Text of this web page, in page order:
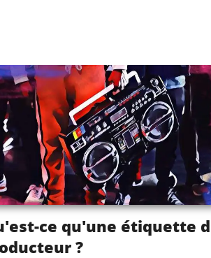
ce qu'une étiquette
?